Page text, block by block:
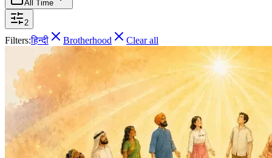
All Time
2
Filters:हिन्दी Brotherhood Clear all